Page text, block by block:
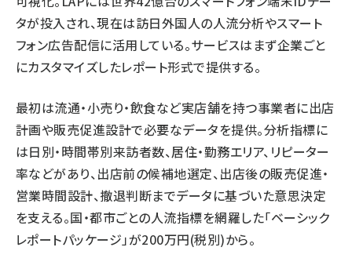
タが投入され、現在は訪日外国人の人流分析やスマート
フォン広告配信に活用している。サービスはまず企業ごと
にカスタマイズしたレポート形式で提供する。
最初は流通・小売り・飲食など実店舗を持つ事業者に出店
計画や販売促進設計で必要なデータを提供。分析指標に
は日別・時間帯別来訪者数、居住・勤務エリア、リピーター
率などがあり、出店前の候補地選定、出店後の販売促進・
営業時間設計、撤退判断までデータに基づいた意思決定
を支える。国・都市ごとの人流指標を網羅した「ベーシック
レポートパッケージ」が200万円(税別)から。